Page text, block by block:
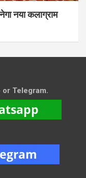
नया कलाग्राम
or Telegram.